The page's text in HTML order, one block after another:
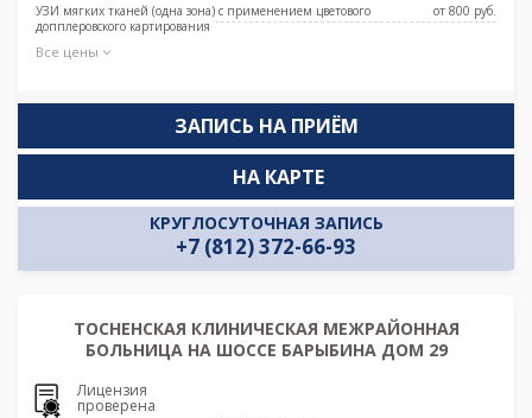
УЗИ мягких тканей (одна зона) с применением цветового
допплеровского картирования
от 800 pуб.
Все цены
ЗАПИСЬ НА ПРИЁМ
КРУГЛОСУТОЧНАЯ ЗАПИСЬ
+7 (812) 372-66-93
НА КАРТЕ
ТОСНЕНСКАЯ КЛИНИЧЕСКАЯ МЕЖРАЙОННАЯ
БОЛЬНИЦА НА ШОССЕ БАРЫБИНА ДОМ 29
Лицензия
проверена